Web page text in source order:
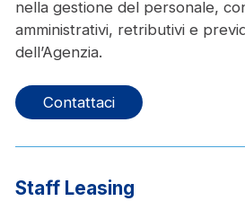
nella gestione del personale,
amministrativi, retributivi e
dell’Agenzia.
Contattaci
Staff Leasing